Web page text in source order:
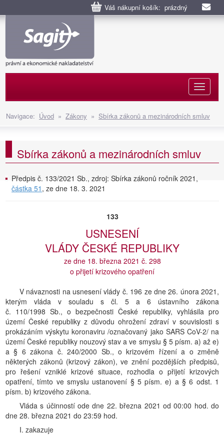
Váš nákupní košík: prázdný
Navigace: Úvod » Zákony » Sbírka zákonů a mezinárodních smluv
Sbírka zákonů a mezinárodních smluv
Předpis č. 133/2021 Sb., zdroj: Sbírka zákonů ročník 2021,
částka 51 , ze dne 18. 3. 2021
133
USNESENÍ
VLÁDY ČESKÉ REPUBLIKY
ze dne 18. března 2021 č. 298
o přijetí krizového opatření
V návaznosti na usnesení vlády č. 196 ze dne 26. února 2021,
kterým vláda v souladu s čl. 5 a 6 ústavního zákona
č. 110/1998 Sb., o bezpečnosti České republiky, vyhlásila pro
území České republiky z důvodu ohrožení zdraví v souvislosti s
prokázáním výskytu koronaviru /označovaný jako SARS CoV-2/ na
území České republiky nouzový stav a ve smyslu § 5 písm. a) až e)
a § 6 zákona č. 240/2000 Sb., o krizovém řízení a o změně
některých zákonů (krizový zákon), ve znění pozdějších předpisů,
pro řešení vzniklé krizové situace, rozhodla o přijetí krizových
opatření, tímto ve smyslu ustanovení § 5 písm. e) a § 6 odst. 1
písm. b) krizového zákona.
Vláda s účinností ode dne 22. března 2021 od 00:00 hod. do
dne 28. března 2021 do 23:59 hod.
I. zakazuje